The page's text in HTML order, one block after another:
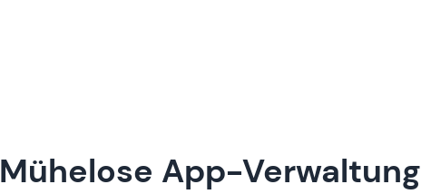
Mühelose App-Verwaltung